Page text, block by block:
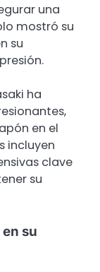
una
mostró su
su
ha
en el
incluyen
clave
su
su